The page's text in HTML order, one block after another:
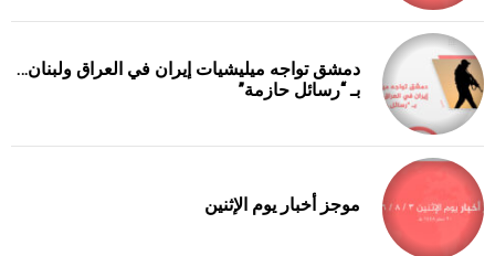
دمشق تواجه ميليشيات إيران في العراق ولبنان…
بـ “رسائل حازمة”
موجز أخبار يوم الإثنين